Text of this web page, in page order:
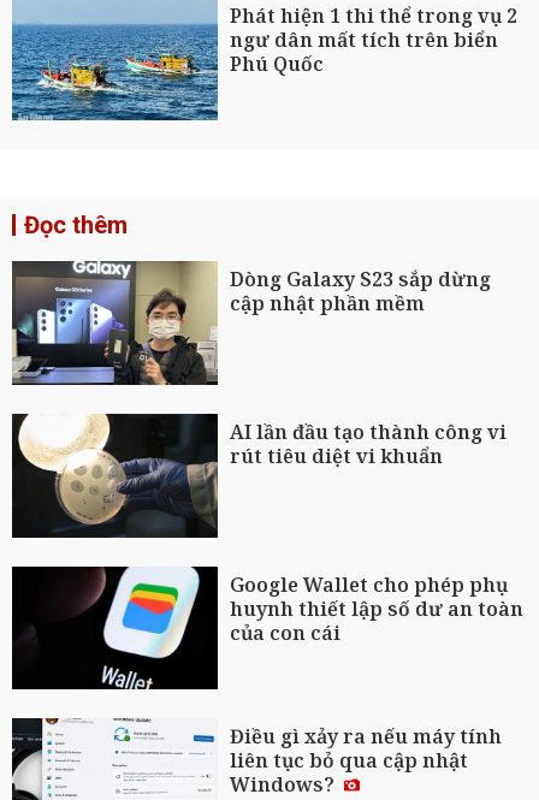
Phát hiện 1 thi thể trong vụ 2
ngư dân mất tích trên biển
Phú Quốc
Đọc thêm
Dòng Galaxy S23 sắp dừng
cập nhật phần mềm
AI lần đầu tạo thành công vi
rút tiêu diệt vi khuẩn
Google Wallet cho phép phụ
huynh thiết lập số dư an toàn
của con cái
Điều gì xảy ra nếu máy tính
liên tục bỏ qua cập nhật
Windows?